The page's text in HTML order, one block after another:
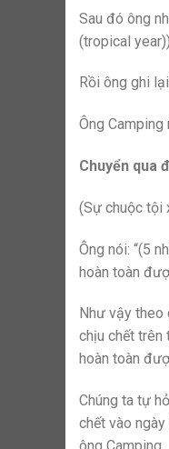
Sau đó ông
(tropical
Rồi ông ghi
Ông
Chuyển qua
(Sự chuộc tội
Ông nói: “(5
hoàn toàn
Như vậy
chịu chết trên
hoàn toàn
Chúng ta tự
chết vào